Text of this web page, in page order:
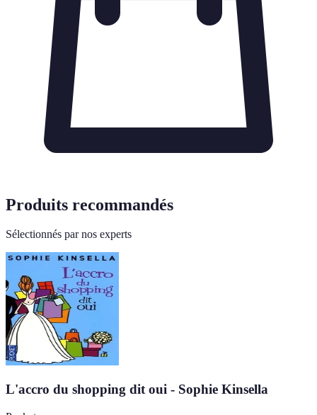
Produits recommandés
Sélectionnés par nos experts
L'accro du shopping dit oui - Sophie Kinsella